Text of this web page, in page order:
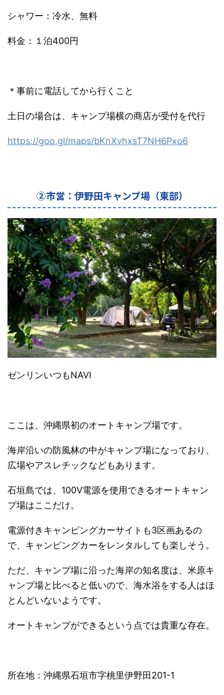
シャワー：冷水、無料
料金：１泊400円
＊事前に電話してから行くこと
土日の場合は、キャンプ場横の商店が受付を代行
https://goo.gl/maps/bKnXvhxsT7NH6Pxo6
②市営：伊野田キャンプ場（東部）
ゼンリンいつもNAVI
ここは、沖縄県初のオートキャンプ場です。
海岸沿いの防風林の中がキャンプ場になっており、
広場やアスレチックなどもあります。
石垣島では、 100V電源を使用できるオートキャン
プ場はここだけ。
電源付きキャンピングカーサイトも3区画あるの
で、 キャンピングカーをレンタルしても楽しそう。
ただ、キャンプ場に沿った海岸の知名度は、 米原キ
ャンプ場と比べると低いので、 海水浴をする人はほ
とんどいないようです。
オートキャンプができるという点では貴重な存在。
所在地：沖縄県石垣市字桃里伊野田201-1